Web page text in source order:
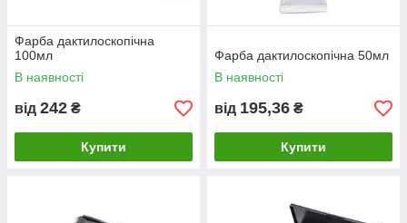
Фарба дактилоскопічна
100мл
В наявності
від 242 ₴
Купити
Фарба дактилоскопічна 50мл
В наявності
від 195,36 ₴
Купити